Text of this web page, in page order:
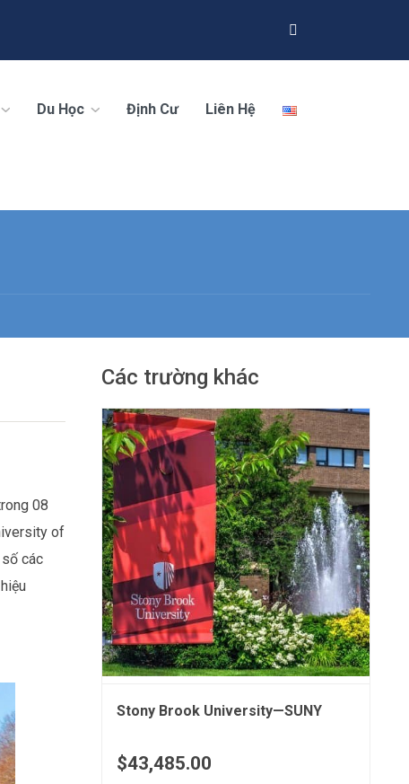
Du Học Định Cư Liên Hệ
08
of
các
Các trường khác
Stony Brook University—SUNY
$43,485.00